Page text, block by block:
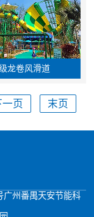
龙卷风滑道
一页 末页
州番禺天安节能科